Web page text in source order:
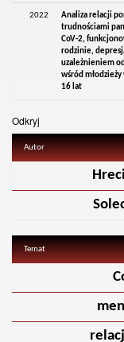
2022
Analiza relacji
trudnościami
CoV-2,
rodzinie,
uzależnieniem
wśród
16 lat
Odkryj
Autor
Temat